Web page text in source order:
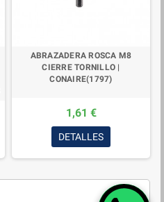
ABRAZADERA ROSCA M8
CIERRE TORNILLO |
CONAIRE(1797)
1,61 €
DETALLES